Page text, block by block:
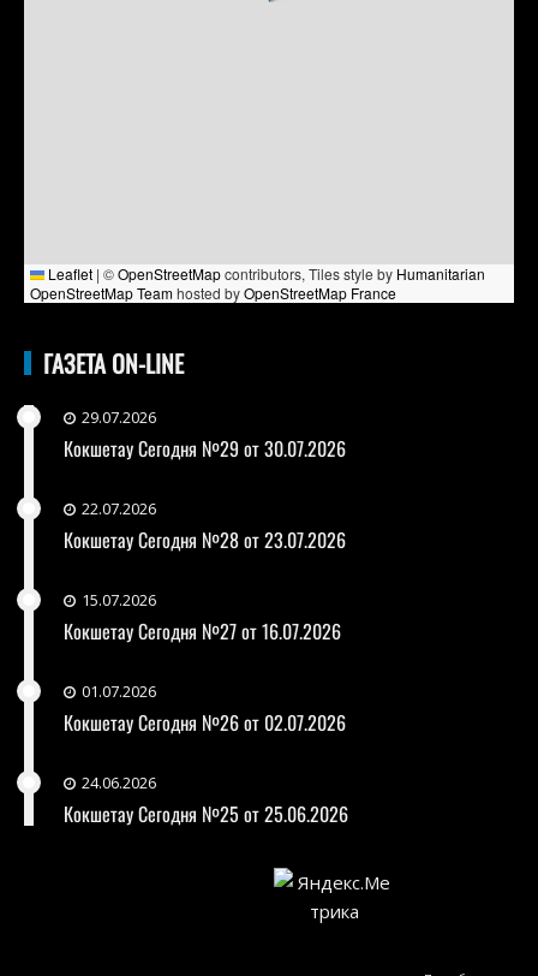
Leaflet | ©OpenStreetMapcontributors, Tiles style by Humanitarian
OpenStreetMap Teamhosted byOpenStreetMap France
ГАЗЕТА ON-LINE
29.07.2026
Кокшетау Сегодня №29 от 30.07.2026
22.07.2026
Кокшетау Сегодня №28 от 23.07.2026
15.07.2026
Кокшетау Сегодня №27 от 16.07.2026
01.07.2026
Кокшетау Сегодня №26 от 02.07.2026
24.06.2026
Кокшетау Сегодня №25 от 25.06.2026